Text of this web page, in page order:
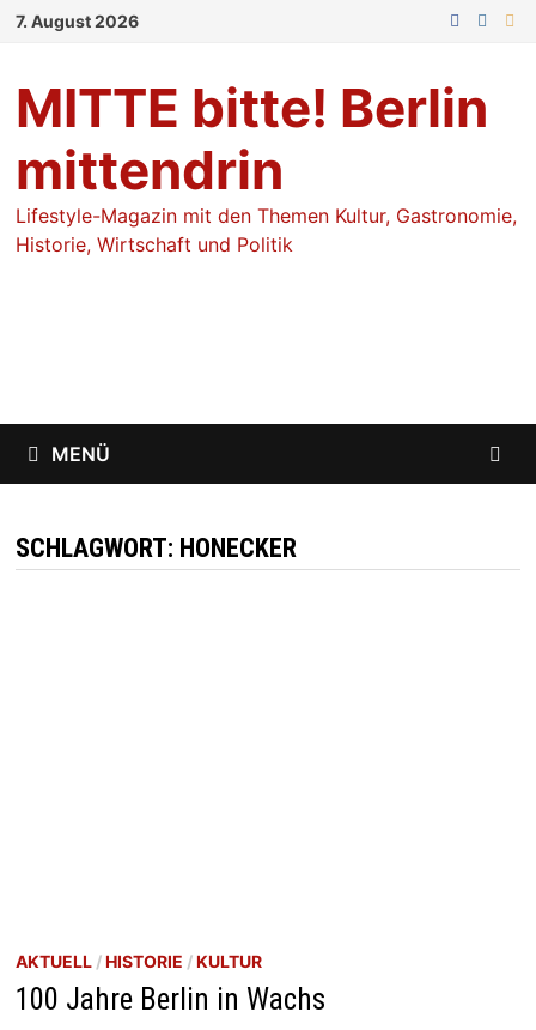
Zum
7. August 2026
MITTE bitte! Berlin
mittendrin
Lifestyle-Magazin mit den Themen Kultur, Gastronomie,
Historie, Wirtschaft und Politik
MENÜ
SCHLAGWORT: HONECKER
AKTUELL/HISTORIE /KULTUR
100 Jahre Berlin in Wachs